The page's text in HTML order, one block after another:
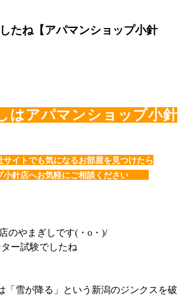
たね【アパマンショップ小針
はアパマンショップ小針
サイトでも気になるお部屋を見つけたら
針店へお気軽にご相談ください
のやまぎしです(・o・)/
ー試験でしたね
「雪が降る」という新潟のジンクスを破